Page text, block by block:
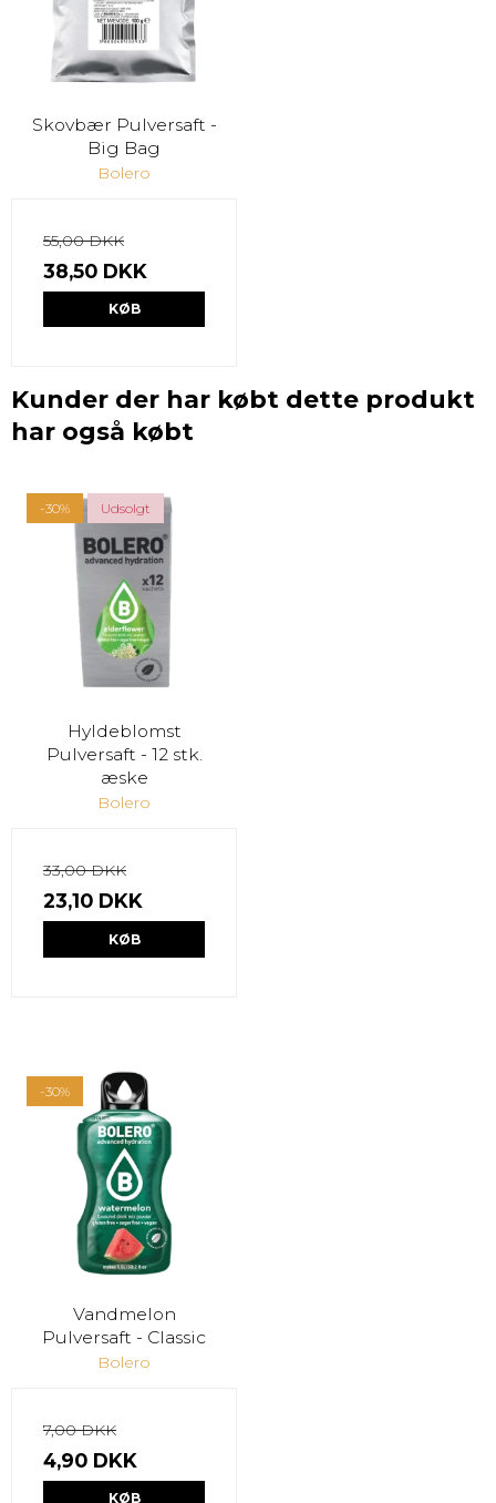
Skovbær Pulversaft -
Big Bag
Bolero
55,00 DKK
38,50 DKK
KØB
Kunder der har købt dette produkt
har også købt
-30% Udsolgt
Hyldeblomst
Pulversaft - 12 stk.
æske
Bolero
33,00 DKK
23,10 DKK
KØB
-30%
Vandmelon
Pulversaft - Classic
Bolero
7,00 DKK
4,90 DKK
KØB